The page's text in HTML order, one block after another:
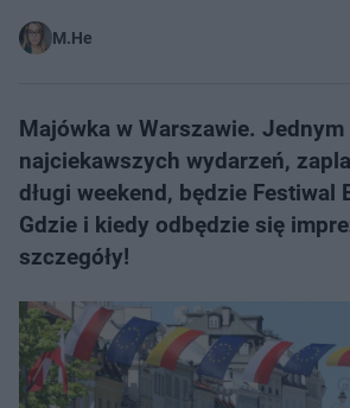
M.He
Majówka w Warszawie. Jednym
najciekawszych wydarzeń,
długi weekend, będzie Festiwal
Gdzie i kiedy odbędzie się
szczegóły!